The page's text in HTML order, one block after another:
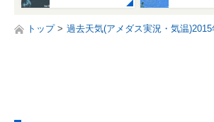
トップ 過去天気(アメダス実況・気温)2015